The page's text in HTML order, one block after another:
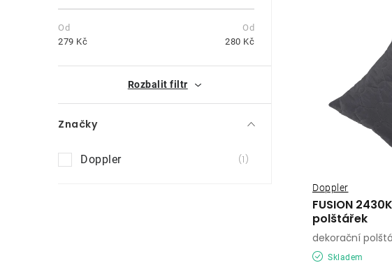
s
t
r
a
n
n
í
279 Kč 280 Kč
Rozbalit filtr
Značky
Doppler 1
o
d
u
FUSION
polštářek
Doppler
Skladem
dekorační